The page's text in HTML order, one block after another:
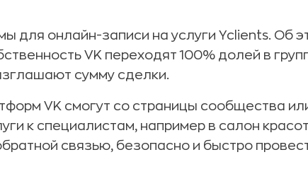
для онлайн-записи на услуги Yclients. Об
VK переходят 100% долей в
сумму сделки.
VK смогут со страницы сообщества
к специалистам, например в салон
связью, безопасно и быстро